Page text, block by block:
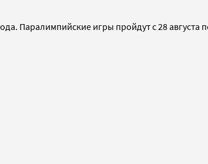
Паралимпийские игры пройдут с 28 августа